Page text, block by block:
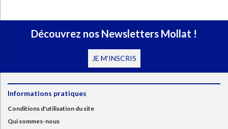
Découvrez nos Newsletters Mollat !
JE M'INSCRIS
Informations pratiques
Conditions d'utilisation du site
Qui sommes-nous